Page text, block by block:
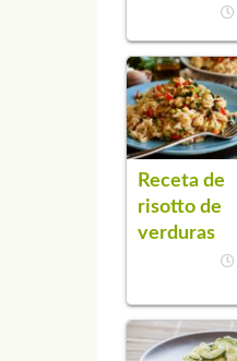
Receta de
risotto de
verduras